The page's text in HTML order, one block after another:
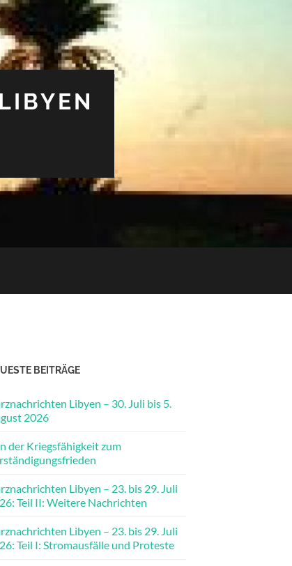
BEITRÄGE
Libyen – 30. Juli bis 5.
2026
der Kriegsfähigkeit zum
Libyen – 23. bis 29. Juli
Teil II: Weitere Nachrichten
Libyen – 23. bis 29. Juli
Teil I: Stromausfälle und Proteste